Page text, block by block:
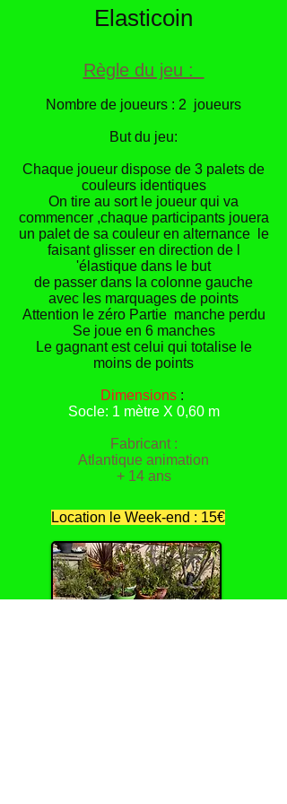
Elasticoin
Règle du jeu :
Nombre de joueurs : 2 joueurs
But du jeu:
Chaque joueur dispose de 3 palets de
couleurs identiques
On tire au sort le joueur qui va
commencer ,chaque participants jouera
un palet de sa couleur en alternance le
faisant glisser en direction de l
'élastique dans le but
de passer dans la colonne gauche
avec les marquages de points
Attention le zéro Partie manche perdu
Se joue en 6 manches
Le gagnant est celui qui totalise le
moins de points
Dimensions :
Socle: 1 mètre X 0,60 m
Fabricant :
Atlantique animation
+ 14 ans
Location le Week-end : 15€